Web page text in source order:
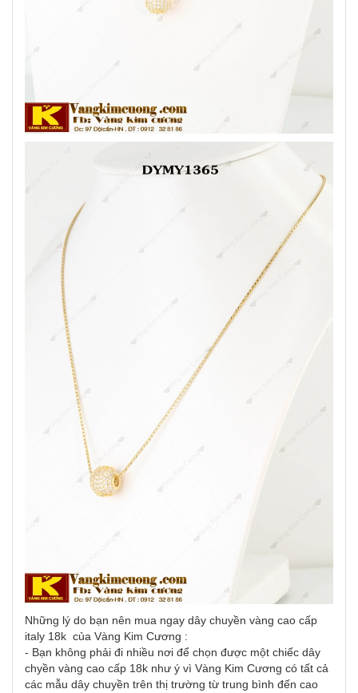
Những lý do bạn nên mua ngay dây chuyền vàng cao cấp
italy 18k của Vàng Kim Cương :
- Bạn không phải đi nhiều nơi để chọn được một chiếc dây
chyền vàng cao cấp 18k như ý vì Vàng Kim Cương có tất cả
các mẫu dây chuyền trên thị trường từ trung bình đến cao